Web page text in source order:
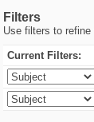
Filters
Use filters to
Current Filters: